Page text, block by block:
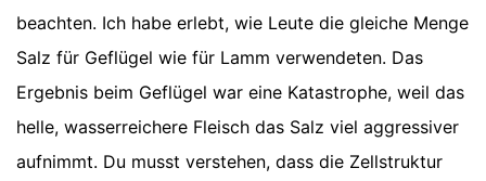
beachten. Ich habe erlebt, wie Leute die gleiche Menge
Salz für Geflügel wie für Lamm verwendeten. Das
Ergebnis beim Geflügel war eine Katastrophe, weil das
helle, wasserreichere Fleisch das Salz viel aggressiver
aufnimmt. Du musst verstehen, dass die Zellstruktur